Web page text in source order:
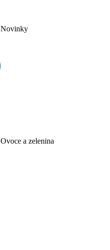
Novinky
Ovoce a zelenina